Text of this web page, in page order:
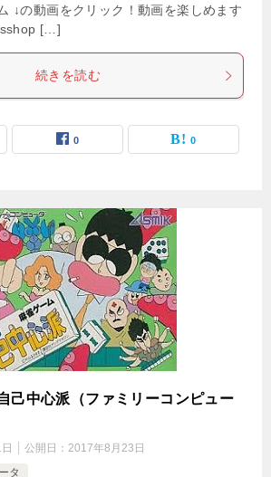
↓の動画をクリック！動画を楽しめます
[…]
続きを読む
0 0
己中心派（ファミリーコンピュー
公開日： 2017年8月23日
タ